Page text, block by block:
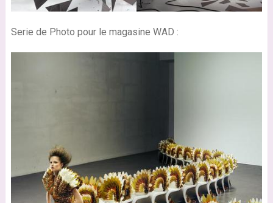
Serie de Photo pour le magasine WAD :